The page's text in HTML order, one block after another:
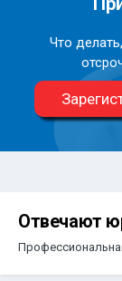
Что
Отвечают